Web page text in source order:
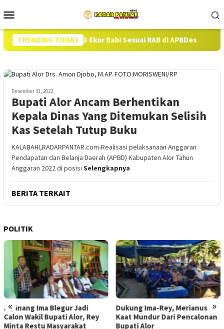
ke
Mobile
TRENDING TODAY
Pengadaan 13 Ekor Babi Sesuai RAB di APBDes
Desember 31, 2022
Bupati Alor Ancam Berhentikan
Kepala Dinas Yang Ditemukan Selisih
Kas Setelah Tutup Buku
KALABAHI,RADARPANTAR.com-Realisasi pelaksanaan Anggaran
Pendapatan dan Belanja Daerah (APBD) Kabupaten Alor Tahun
Anggaran 2022 di posisi Selengkapnya
BERITA TERKAIT
POLITIK
« »
Dukung Ima-Rey, Merianus
Kaat Mundur Dari Pencalonan
Bupati Alor
MK Hapus Ambang Batas
Parlemen 4 Persen, Berlaku
Mulai 2029